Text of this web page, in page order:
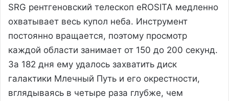
SRG рентгеновский телескоп eROSITA медленно
охватывает весь купол неба. Инструмент
постоянно вращается, поэтому просмотр
каждой области занимает от 150 до 200 секунд.
За 182 дня ему удалось захватить диск
галактики Млечный Путь и его окрестности,
вглядываясь в четыре раза глубже, чем